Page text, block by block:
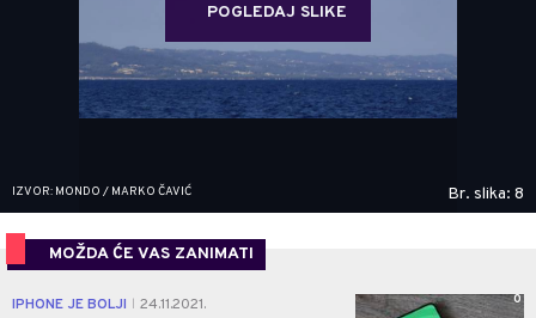
POGLEDAJ SLIKE
IZVOR: MONDO / MARKO ČAVIĆ Br. slika: 8
MOŽDA ĆE VAS ZANIMATI
IPHONE JE BOLJI 24.11.2021. 0